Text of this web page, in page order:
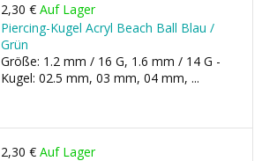
2,30 € Auf Lager
Piercing-Kugel Acryl Beach Ball Blau /
Grün
Größe: 1.2 mm / 16 G, 1.6 mm / 14 G -
Kugel: 02.5 mm, 03 mm, 04 mm, ...
2,30 € Auf Lager